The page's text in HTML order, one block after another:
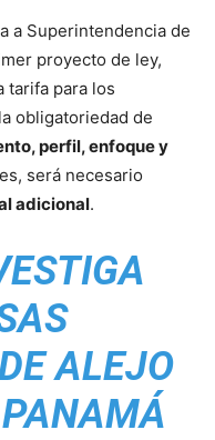
a Superintendencia de
proyecto de ley,
tarifa para los
obligatoriedad de
perfil, enfoque y
será necesario
adicional.
ALEJO